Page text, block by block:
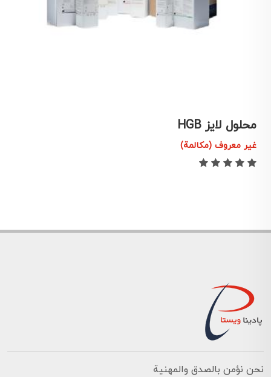
محلول لایز HGB
غير معروف (مكالمة)
نحن نؤمن بالصدق والمهنية